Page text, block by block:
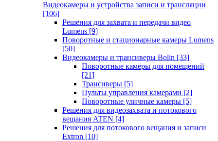
Видеокамеры и устройства записи и трансляции
[106]
Решения для захвата и передачи видео
Lumens [9]
Поворотные и стационарные камеры Lumens
[50]
Видеокамеры и трансиверы Bolin [33]
Поворотные камеры для помещений
[21]
Трансиверы [5]
Пульты управления камерами [2]
Поворотные уличные камеры [5]
Решения для видеозахвата и потокового
вещания ATEN [4]
Решения для потокового вещания и записи
Extron [10]